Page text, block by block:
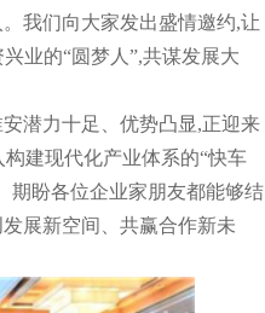
我们向大家发出盛情邀约,让
业的“圆梦人”,共谋发展大
潜力十足、优势凸显,正迎来
建现代化产业体系的“快车
期盼各位企业家朋友都能够结
展新空间、共赢合作新未